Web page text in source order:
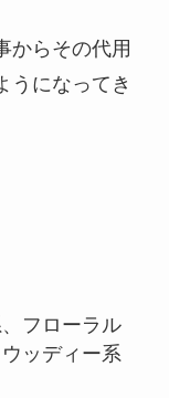
からその代用
うになってき
フローラル
ッディー系